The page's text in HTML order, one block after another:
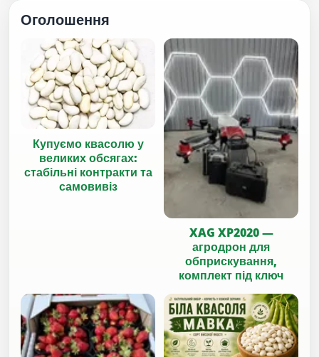
Оголошення
Купуємо квасолю у
великих обсягах:
стабільні контракти та
самовивіз
XAG XP2020 —
агродрон для
обприскування,
комплект під ключ